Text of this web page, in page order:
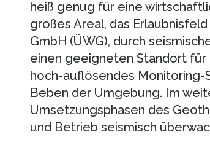
heiß genug für eine
großes Areal, das
GmbH (ÜWG), durch
einen geeigneten Standort für
hoch-auflösendes
Beben der Umgebung. Im
Umsetzungsphasen des
und Betrieb seismisch